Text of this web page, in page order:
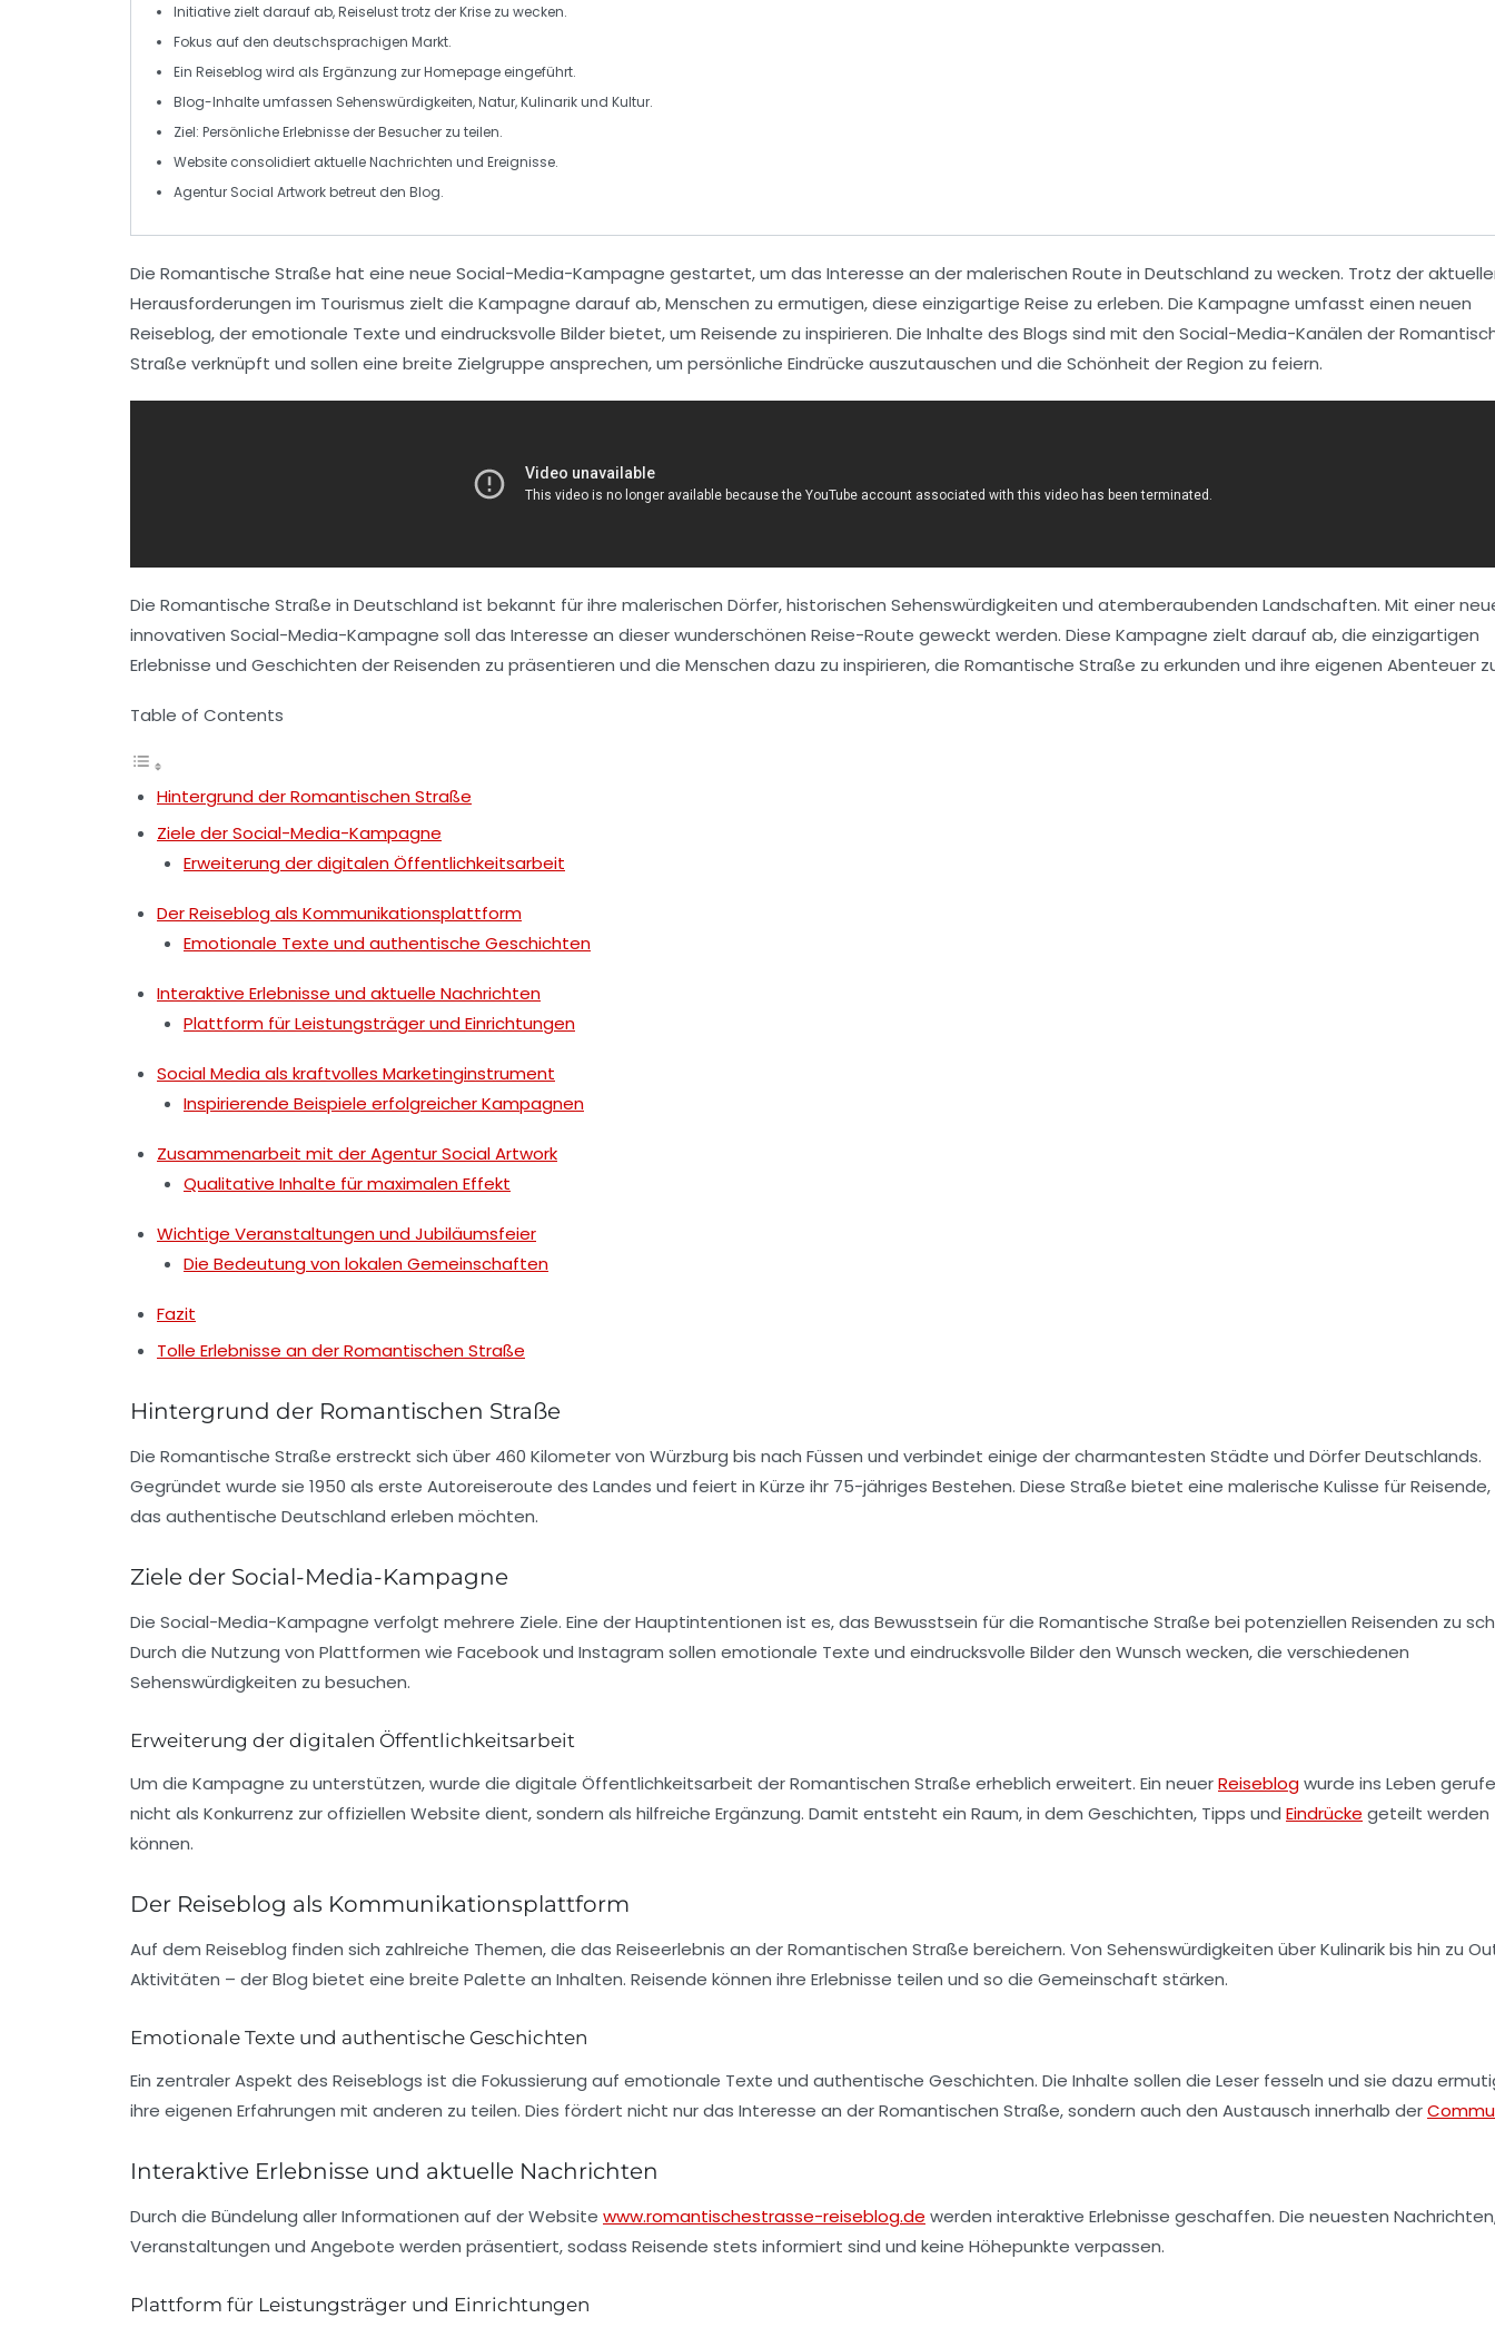
Initiative zielt darauf ab,Reiselusttrotz der Krise zu wecken.
Fokus auf den deutschsprachigen Markt.
Ein Reiseblog wird als Ergänzung zur Homepage eingeführt.
Blog-Inhalte umfassen Sehenswürdigkeiten,Natur,Kulinarikund Kultur.
Ziel: PersönlicheErlebnisse der Besucher zu teilen.
Website consolidiert aktuelleNachrichten und Ereignisse.
Agentur Social Artworkbetreut den Blog.
Die Romantische Straße hat eine neue Social-Media-Kampagne gestartet, um das Interesse an der malerischen Route in Deutschland zu wecken. Trotz der
Herausforderungen im Tourismus zielt die Kampagne darauf ab, Menschen zu ermutigen, diese einzigartige Reise zu erleben. Die Kampagne umfasst einen neuen
Reiseblog, der emotionale Texte und eindrucksvolle Bilder bietet, um Reisende zu inspirieren. Die Inhalte des Blogs sind mit den Social-Media-Kanälen der
Straße verknüpft und sollen eine breite Zielgruppe ansprechen, um persönliche Eindrücke auszutauschen und die Schönheit der Region zu feiern.
Die Romantische Straße in Deutschland ist bekannt für ihre malerischen Dörfer, historischen Sehenswürdigkeiten und atemberaubenden Landschaften. Mit einer
innovativen Social-Media-Kampagne soll das Interesse an dieser wunderschönen Reise-Route geweckt werden. Diese Kampagne zielt darauf ab, die einzigartigen
Erlebnisse und Geschichten der Reisenden zu präsentieren und die Menschen dazu zu inspirieren, die Romantische Straße zu erkunden und ihre eigenen Abenteuer
Table of Contents
Hintergrund der Romantischen Straße
Ziele der Social-Media-Kampagne
Erweiterung der digitalen Öffentlichkeitsarbeit
Der Reiseblog als Kommunikationsplattform
Emotionale Texte und authentische Geschichten
Interaktive Erlebnisse und aktuelle Nachrichten
Plattform für Leistungsträger und Einrichtungen
Social Media als kraftvolles Marketinginstrument
Inspirierende Beispiele erfolgreicher Kampagnen
Zusammenarbeit mit der Agentur Social Artwork
Qualitative Inhalte für maximalen Effekt
Wichtige Veranstaltungen und Jubiläumsfeier
Die Bedeutung von lokalen Gemeinschaften
Fazit
Tolle Erlebnisse an der Romantischen Straße
Hintergrund der Romantischen Straße
Die Romantische Straße erstreckt sich über 460 Kilometer von Würzburg bis nach Füssen und verbindet einige der charmantesten Städte und Dörfer Deutschlands.
Gegründet wurde sie 1950 als erste Autoreiseroute des Landes und feiert in Kürze ihr 75-jähriges Bestehen. Diese Straße bietet eine malerische Kulisse für
das authentische Deutschland erleben möchten.
Ziele der Social-Media-Kampagne
Die Social-Media-Kampagne verfolgt mehrere Ziele. Eine der Hauptintentionen ist es, das Bewusstsein für die Romantische Straße bei potenziellen Reisenden zu
Durch die Nutzung von Plattformen wie Facebook und Instagram sollen emotionale Texte und eindrucksvolle Bilder den Wunsch wecken, die verschiedenen
Sehenswürdigkeiten zu besuchen.
Erweiterung der digitalen Öffentlichkeitsarbeit
Um die Kampagne zu unterstützen, wurde die digitale Öffentlichkeitsarbeit derRomantischen Straße erheblich erweitert. Ein neuerReiseblogwurde ins Leben
nicht als Konkurrenz zur offiziellen Website dient, sondern als hilfreiche Ergänzung. Damit entsteht ein Raum, in dem Geschichten, Tipps und Eindrücke geteilt werden
können.
Der Reiseblog als Kommunikationsplattform
Auf dem Reiseblog finden sich zahlreiche Themen, die das Reiseerlebnis an derRomantischen Straße bereichern. Von Sehenswürdigkeiten überKulinarikbis hin zu
Aktivitäten – der Blog bietet eine breite Palette an Inhalten. Reisende können ihre Erlebnisse teilen und so die Gemeinschaft stärken.
Emotionale Texte und authentische Geschichten
Ein zentraler Aspekt des Reiseblogs ist die Fokussierung auf emotionale Texte und authentische Geschichten. Die Inhalte sollen die Leser fesseln und sie dazu
ihre eigenen Erfahrungen mit anderen zu teilen. Dies fördert nicht nur das Interesse an derRomantischen Straße, sondern auch den Austausch innerhalb der
Interaktive Erlebnisse und aktuelle Nachrichten
Durch die Bündelung aller Informationen auf der Website www.romantischestrasse-reiseblog.de werden interaktive Erlebnisse geschaffen. Die neuesten
Veranstaltungen und Angebote werden präsentiert, sodass Reisende stets informiert sind und keine Höhepunkte verpassen.
Plattform für Leistungsträger und Einrichtungen